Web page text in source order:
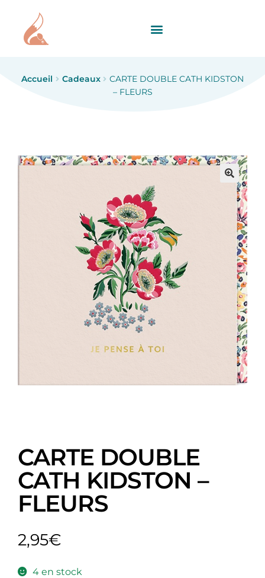
Accueil Cadeaux
CARTE DOUBLE CATH KIDSTON
– FLEURS
CARTE DOUBLE
CATH KIDSTON –
FLEURS
2,95€
4 en stock